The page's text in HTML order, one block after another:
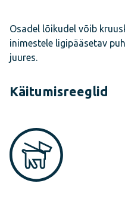
Osadel lõikudel võib
inimestele ligipääsetav
juures.
Käitumisreeglid